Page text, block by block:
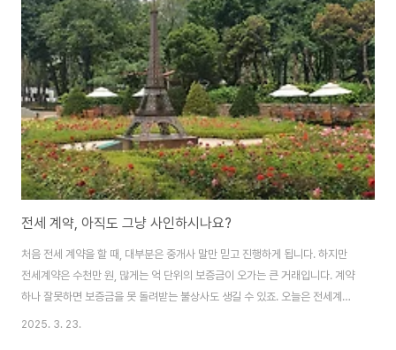
를 받아야 하는 제도입니다. 실거주 목적이 아닌 투자 목적으로는 매입이 불가
능하며, 허가 후 일정 기간 실거주 의무도 부과됩니다.이 제도가 시행되면 다음
과 같은 흐름이 생깁니다 1. 매매 진입장벽 상승 → 전세 수요 증가▶ 원래 집
을 사고 싶었던 수요자들..
전세 계약, 아직도 그냥 사인하시나요?
처음 전세 계약을 할 때, 대부분은 중개사 말만 믿고 진행하게 됩니다. 하지만
전세계약은 수천만 원, 많게는 억 단위의 보증금이 오가는 큰 거래입니다. 계약
하나 잘못하면 보증금을 못 돌려받는 불상사도 생길 수 있죠. 오늘은 전세계약
시 꼭 확인해야 할 꿀팁과, 내 소중한 보증금을 안전하게 지킬 수 있는 방법까지
2025. 3. 23.